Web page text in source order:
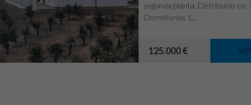
segunda planta. Distribuido en:
Dormitorios 1...
125.000 €